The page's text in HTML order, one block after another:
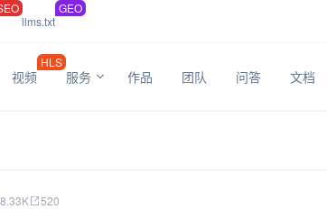
llms.txt
GEO
视频
HLS
服务 作品 团队 问答 文档
8.33K 520